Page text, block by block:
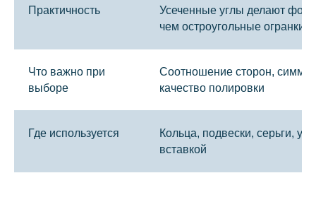
Практичность
Усеченные углы делают
чем остроугольные огранки
Что важно при
выборе
Соотношение сторон,
качество полировки
Где используется
Кольца, подвески, серьги,
вставкой